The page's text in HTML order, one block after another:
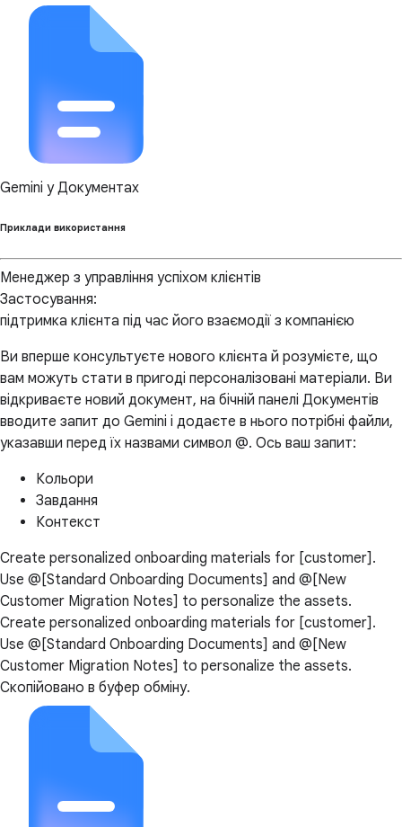
Gemini у Документах
Приклади використання
Менеджер з управління успіхом клієнтів
Застосування:
підтримка клієнта під час його взаємодії з компанією
Ви вперше консультуєте нового клієнта й розумієте, що
вам можуть стати в пригоді персоналізовані матеріали. Ви
відкриваєте новий документ, на бічній панелі Документів
вводите запит до Gemini і додаєте в нього потрібні файли,
указавши перед їх назвами символ @. Ось ваш запит:
Кольори
Завдання
Контекст
Create personalized onboarding materials for [customer].
Use @[Standard Onboarding Documents] and @[New
Customer Migration Notes] to personalize the assets.
Create personalized onboarding materials for [customer].
Use @[Standard Onboarding Documents] and @[New
Customer Migration Notes] to personalize the assets.
Скопійовано в буфер обміну.